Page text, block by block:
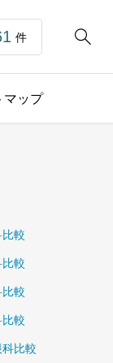

件
マップ
較
較
較
較
比較